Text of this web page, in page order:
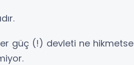
güç (!) devleti ne hikmetse